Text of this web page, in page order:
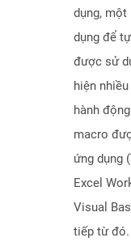
dụng,
dụng để
được sử
hiện
hành
macro
ứng dụng
Excel
Visual
tiếp từ đó.